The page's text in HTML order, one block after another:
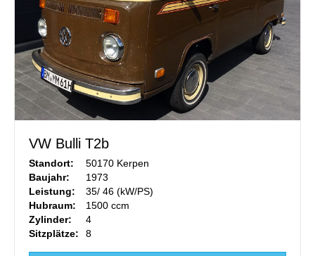
VW Bulli T2b
Standort:
50170 Kerpen
Baujahr:
1973
Leistung:
35/ 46 (kW/PS)
Hubraum:
1500 ccm
Zylinder:
4
Sitzplätze:
8